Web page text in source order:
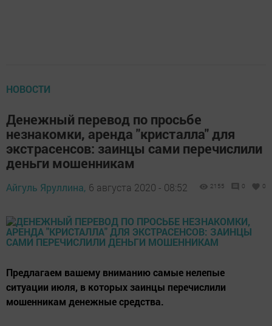
НОВОСТИ
Денежный перевод по просьбе
незнакомки, аренда "кристалла" для
экстрасенсов: заинцы сами перечислили
деньги мошенникам
Айгуль Яруллина, 6 августа 2020 - 08:52 2155 0 0
Предлагаем вашему вниманию самые нелепые
ситуации июля, в которых заинцы перечислили
мошенникам денежные средства.